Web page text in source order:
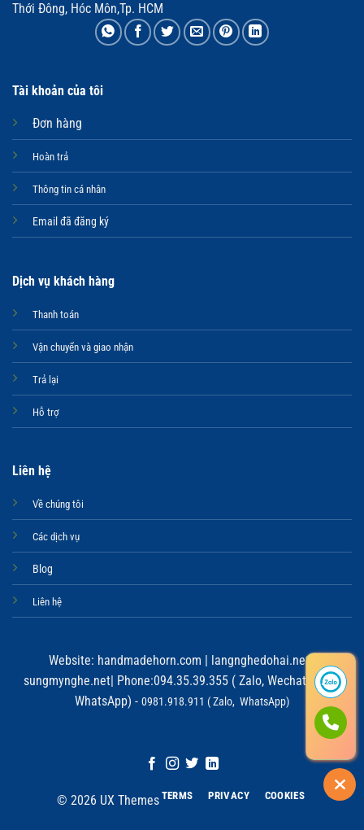
Thới Đông, Hóc Môn,Tp. HCM
Tài khoản của tôi
Đơn hàng
Hoàn trả
Thông tin cá nhân
Email đã đăng ký
Dịch vụ khách hàng
Thanh toán
Vận chuyển và giao nhận
Trả lại
Hỗ trợ
Liên hệ
Về chúng tôi
Các dịch vụ
Blog
Liên hệ
Website: handmadehorn.com langnghedohai.net
sungmynghe.net| Phone:094.35.39.355 ( Zalo, Wechat, Viber,
WhatsApp) - 0981.918.911 ( Zalo, WhatsApp)
© 2026 UX Themes TERMS PRIVACY COOKIES